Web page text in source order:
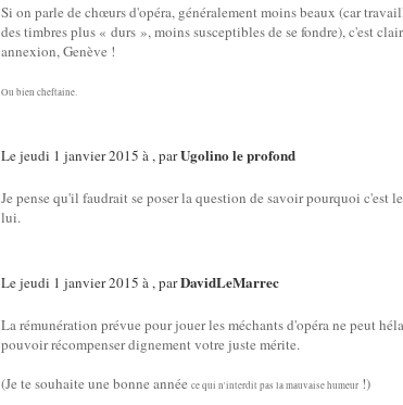
Si on parle de chœurs d'opéra, généralement moins beaux (car
des timbres plus « durs », moins susceptibles de se fondre), c'est
annexion, Genève !
Ou bien cheftaine.
Le jeudi 1 janvier 2015 à , parUgolino le profond
Je pense qu'il faudrait se poser la question de savoir pourquoi c'est
lui.
Le jeudi 1 janvier 2015 à , parDavidLeMarrec
La rémunération prévue pour jouer les méchants d'opéra ne peut
pouvoir récompenser dignement votre juste mérite.
(Je te souhaite une bonne annéece qui n'interdit pas la mauvaise humeur !)